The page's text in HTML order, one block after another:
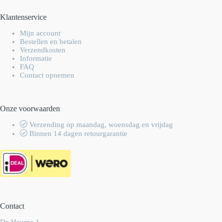
Klantenservice
Mijn account
Bestellen en betalen
Verzendkosten
Informatie
FAQ
Contact opnemen
Onze voorwaarden
Verzending op maandag, woensdag en vrijdag
Binnen 14 dagen retourgarantie
Contact